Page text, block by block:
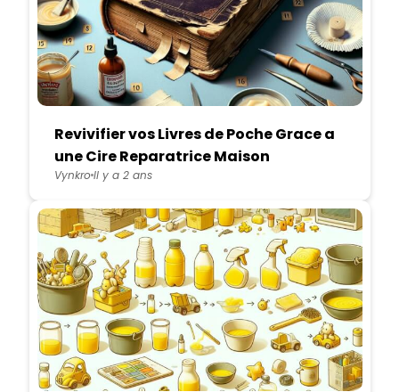
Revivifier vos Livres de Poche Grace a
une Cire Reparatrice Maison
VynkroIl y a 2 ans